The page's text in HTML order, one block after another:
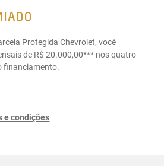
Protegida Chevrolet, você
de R$ 20.000,00*** nos quatro
financiamento.
e condições